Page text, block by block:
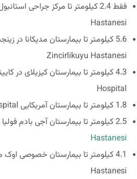
Hastanesi
Zincirlikuyu Hastanesi
Hospital
1.8 کیلومتر تا بیمارستان آمریکایی American Hospital
2.5 کیلومتر تا بیمارستان آجی بادم فولیا
Hastanesi
Hastanesi